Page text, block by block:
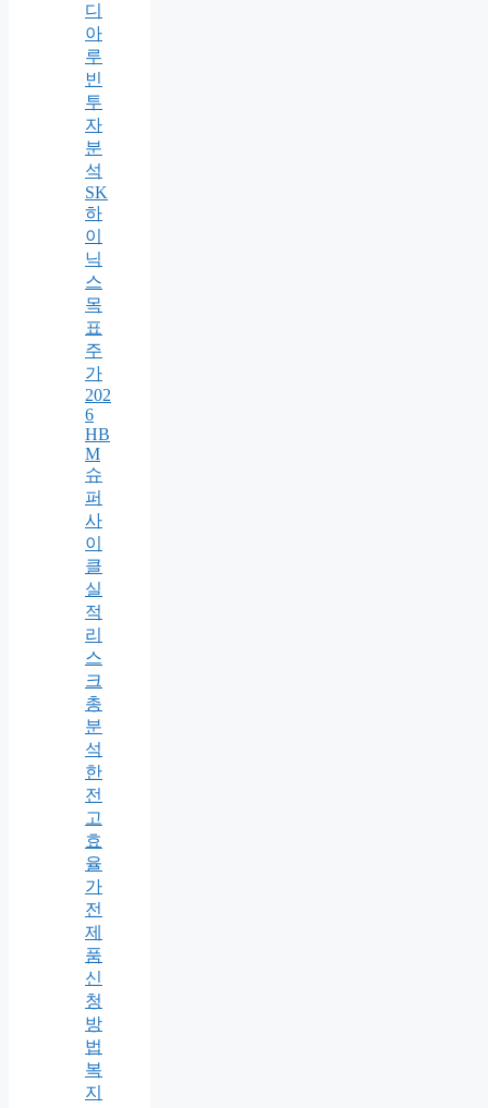
디
아
루
빈
투
자
분
석
SK
하
이
닉
스
목
표
주
가
202
6
HB
M
슈
퍼
사
이
클
실
적
리
스
크
총
분
석
한
전
고
효
율
가
전
제
품
신
청
방
법
복
지